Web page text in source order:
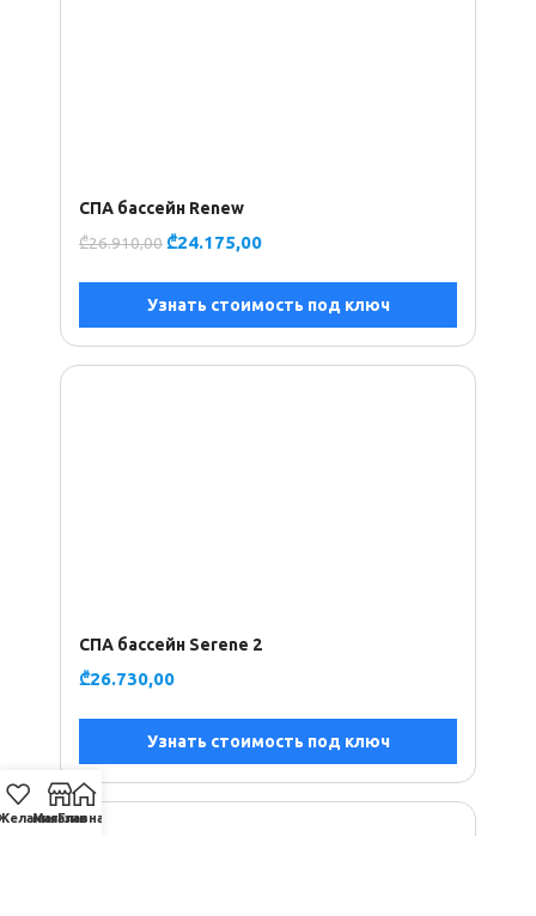
СПА бассейн Renew
₾26.910,00₾24.175,00
Узнать стоимость под ключ
СПА бассейн Serene 2
₾26.730,00
Узнать стоимость под ключ
Магазин
Главная